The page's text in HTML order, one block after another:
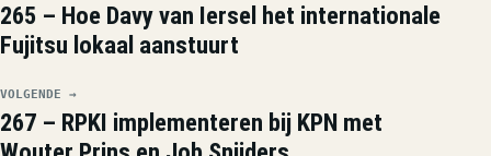
265 – Hoe Davy van Iersel het internationale
Fujitsu lokaal aanstuurt
VOLGENDE →
267 – RPKI implementeren bij KPN met